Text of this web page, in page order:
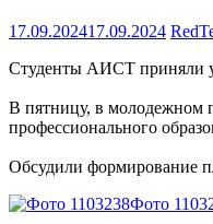
17.09.202417.09.2024
Студенты АИСТ приняли
В пятницу, в молодежном
профессионального
Обсудили формирование
Фото